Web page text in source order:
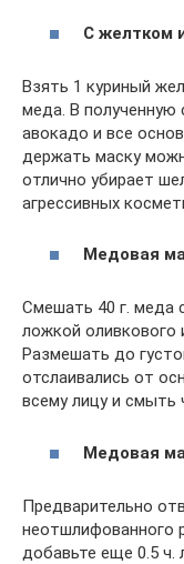
С желтком
Взять 1 куриный
меда. В полученную
авокадо и все
держать маску
отлично убирает
агрессивных
Медовая
Смешать 40 г. меда
ложкой оливкового
Размешать до
отслаивались от
всему лицу и смыть
Медовая
Предварительно
неотшлифованного
добавьте еще 0.5 ч.